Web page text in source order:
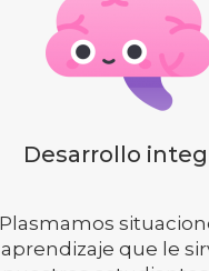
jóvenes